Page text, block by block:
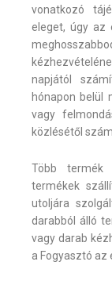
vonatkozó
eleget, úgy az
napjától
hónapon belül
vagy
közlésétől
Több termék
termékek
utoljára
darabból álló
vagy darab
a Fogyasztó az